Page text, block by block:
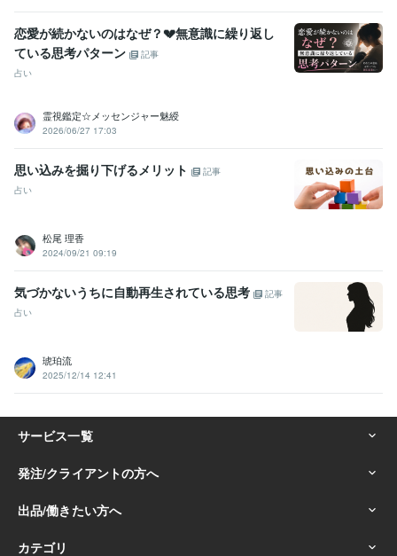
恋愛が続かないのはなぜ？💔無意識に繰り返し
ている思考パターン
記事
占い
霊視鑑定☆メッセンジャー魅綬
2026/06/27 17:03
思い込みを掘り下げるメリット
記事
占い
松尾 理香
2024/09/21 09:19
気づかないうちに自動再生されている思考
記事
占い
琥珀流
2025/12/14 12:41